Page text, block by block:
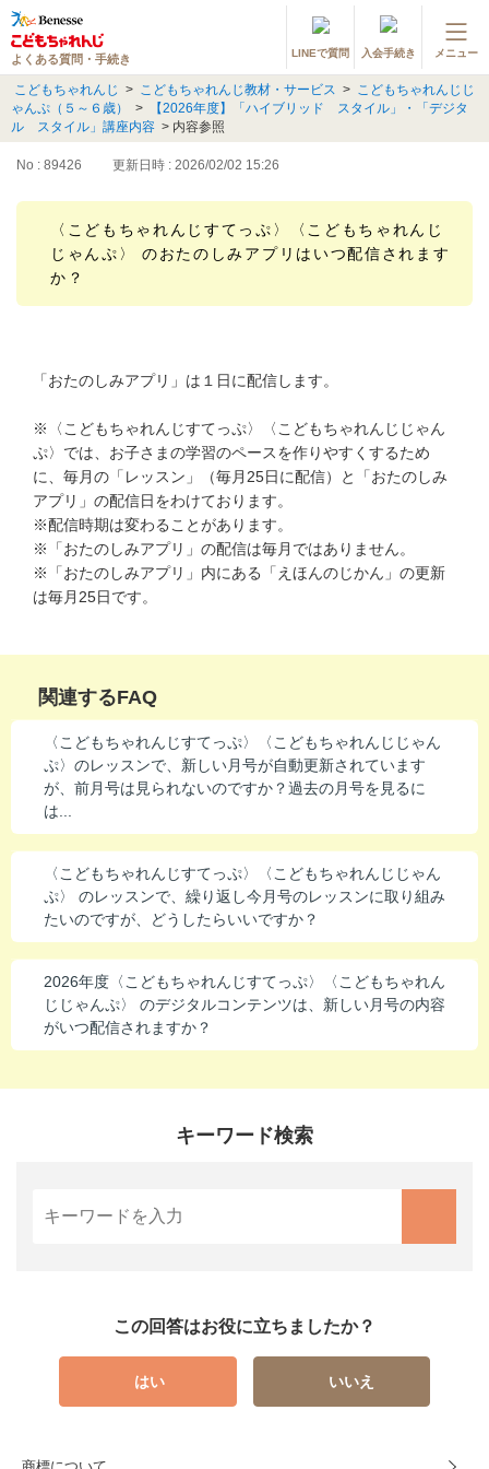
よくある質問・手続き LINEで質問 入会手続き メニュー
登録情報の変更・各種お手続き
会員ページへログイン
お客様サポート(手続き・照会)
よくある質問・お問い合わせ
カテゴリーから探す
お問い合わせ窓口
他の講座のよくある質問・手続きはこちら
進研ゼミ 小学講座
進研ゼミ 中学講座
進研ゼミ 中学講座 中高一貫
進研ゼミ 高校講座
会員サイトはこちら
こどもちゃれんじ > こどもちゃれんじ教材・サービス > こどもちゃれんじじ
ゃんぷ（５～６歳）
>
【2026年度】「ハイブリッド スタイル」・「デジタ
ル スタイル」講座内容 > 内容参照
No : 89426 更新日時 : 2026/02/02 15:26
〈こどもちゃれんじすてっぷ〉〈こどもちゃれんじ
じゃんぷ〉 のおたのしみアプリはいつ配信されます
か？
「おたのしみアプリ」は１日に配信します。
※〈こどもちゃれんじすてっぷ〉〈こどもちゃれんじじゃん
ぷ〉では、お子さまの学習のペースを作りやすくするため
に、毎月の「レッスン」（毎月25日に配信）と「おたのしみ
アプリ」の配信日をわけております。
※配信時期は変わることがあります。
※「おたのしみアプリ」の配信は毎月ではありません。
※「おたのしみアプリ」内にある「えほんのじかん」の更新
は毎月25日です。
関連するFAQ
〈こどもちゃれんじすてっぷ〉〈こどもちゃれんじじゃん
ぷ〉のレッスンで、新しい月号が自動更新されています
が、前月号は見られないのですか？過去の月号を見るに
は...
〈こどもちゃれんじすてっぷ〉〈こどもちゃれんじじゃん
ぷ〉 のレッスンで、繰り返し今月号のレッスンに取り組み
たいのですが、どうしたらいいですか？
2026年度〈こどもちゃれんじすてっぷ〉〈こどもちゃれん
じじゃんぷ〉 のデジタルコンテンツは、新しい月号の内容
がいつ配信されますか？
キーワード検索
この回答はお役に立ちましたか？
はい いいえ